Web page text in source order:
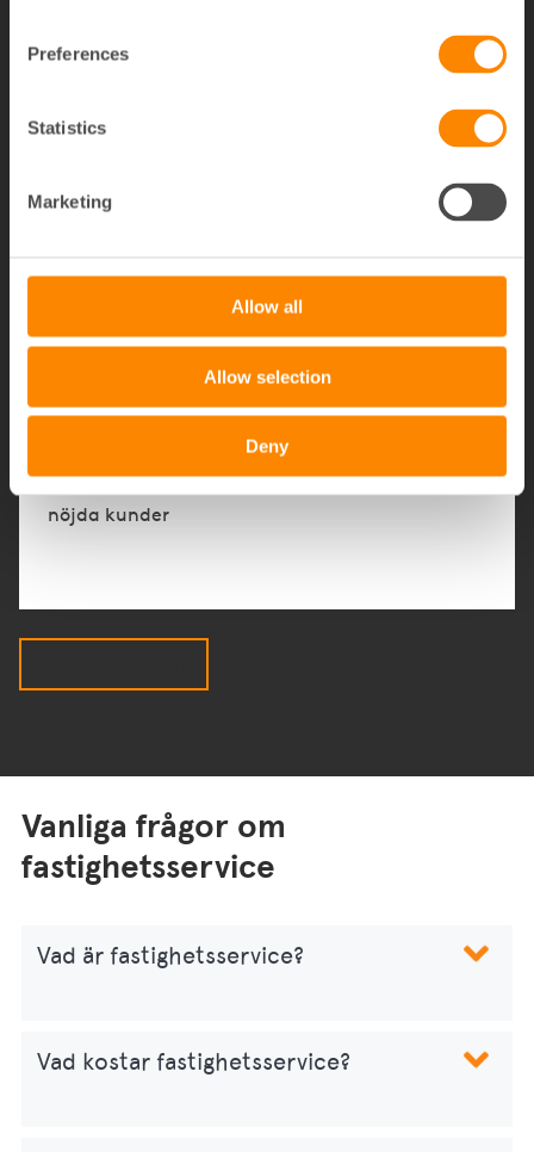
Preferences
Statistics
Marketing
Allow all
Allow selection
Deny
150
Tjänster anpassade för fastighetsägare
86%
nöjda kunder
Vanliga frågor om
fastighetsservice
Vad är fastighetsservice?
Vad kostar fastighetsservice?